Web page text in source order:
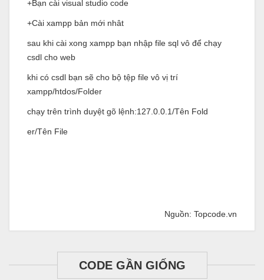
+Bạn cài visual studio code
+Cài xampp bản mới nhât
sau khi cài xong xampp bạn nhập file sql vô để chạy
csdl cho web
khi có csdl bạn sẽ cho bộ tệp file vô vị trí
xampp/htdos/Folder
chạy trên trình duyệt gõ lệnh:127.0.0.1/Tên Fold
er/Tên File
Nguồn: Topcode.vn
CODE GẦN GIỐNG